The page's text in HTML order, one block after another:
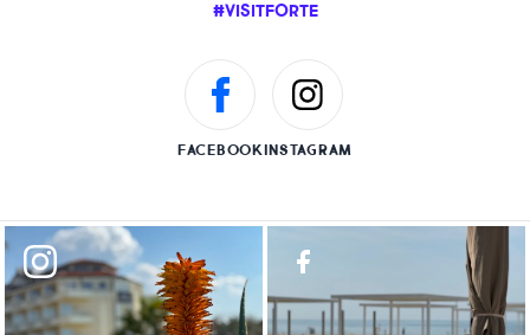
#VISITFORTE
FACEBOOKINSTAGRAM